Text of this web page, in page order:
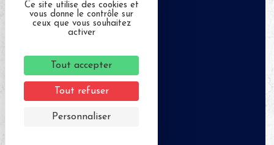
Ce site utilise des cookies et
vous donne le contrôle sur
ceux que vous souhaitez
activer
Tout accepter
Tout refuser
Personnaliser